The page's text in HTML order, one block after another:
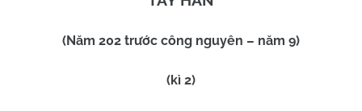
(Năm 202 trước công nguyên – năm 9)
(kì 2)